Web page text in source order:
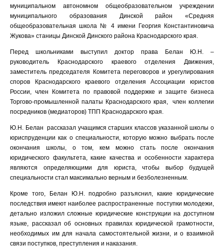
муниципальном автономном общеобразовательном учреждении
муниципального образования Динской район «Средняя
общеобразовательная школа № 4 имени Георгия Константиновича
Жукова» станицы Динской Динского района Краснодарского края.
Перед школьниками выступил доктор права Белан Ю.Н. –
руководитель Краснодарского краевого отделения Движения,
заместитель председателя Комитета переговоров и урегулирования
споров Краснодарского краевого отделения Ассоциации юристов
России, член Комитета по правовой поддержке и защите бизнеса
Торгово-промышленной палаты Краснодарского края, член коллегии
посредников (медиаторов) ТПП Краснодарского края.
Ю.Н. Белан рассказал учащимся старших классов указанной школы о
юриспруденции как о специальности, которую можно выбрать после
окончания школы, о том, кем можно стать после окончания
юридического факультета, какие качества и особенности характера
являются определяющими для юриста, чтобы выбор будущей
специальности стал максимально верным и безболезненным.
Кроме того, Белан Ю.Н. подробно разъяснил, какие юридические
последствия имеют наиболее распространенные поступки молодежи,
детально изложил сложные юридические конструкции на доступном
языке, рассказал об основных правилах юридической грамотности,
необходимых им для начала самостоятельной жизни, и о взаимной
связи поступков, преступления и наказания.